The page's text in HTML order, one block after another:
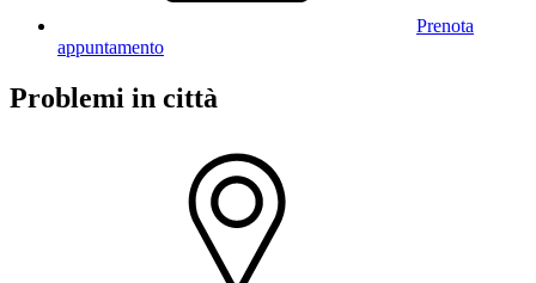
Prenota
appuntamento
Problemi in città